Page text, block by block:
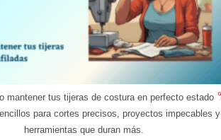
mantener tus tijeras de costura en perfecto estado
para cortes precisos, proyectos impecables y
herramientas que duran más.